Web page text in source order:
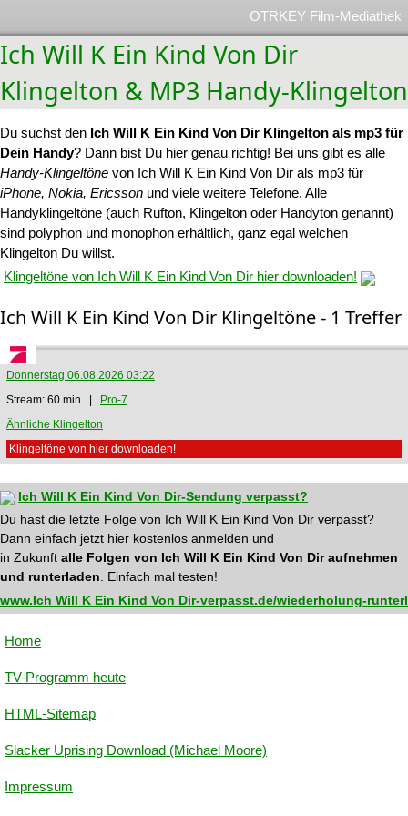
OTRKEY Film-Mediathek
Ich Will K Ein Kind Von Dir
Klingelton & MP3 Handy-Klingelton
Du suchst den Ich Will K Ein Kind Von Dir Klingelton als mp3 für
Dein Handy? Dann bist Du hier genau richtig! Bei uns gibt es alle
Handy-Klingeltöne von Ich Will K Ein Kind Von Dir als mp3 für
iPhone, Nokia, Ericsson und viele weitere Telefone. Alle
Handyklingeltöne (auch Rufton, Klingelton oder Handyton genannt)
sind polyphon und monophon erhältlich, ganz egal welchen
Klingelton Du willst.
Klingeltöne von Ich Will K Ein Kind Von Dir hier downloaden!
Ich Will K Ein Kind Von Dir Klingeltöne - 1 Treffer
Donnerstag 06.08.2026 03:22
Stream: 60 min |
Pro-7
Ähnliche Klingelton
Klingeltöne von hier downloaden!
Ich Will K Ein Kind Von Dir-Sendung verpasst?
Du hast die letzte Folge von Ich Will K Ein Kind Von Dir verpasst?
Dann einfach jetzt hier kostenlos anmelden und
in Zukunft alle Folgen von Ich Will K Ein Kind Von Dir aufnehmen
und runterladen . Einfach mal testen!
www.Ich Will K Ein Kind Von Dir-verpasst.de/wiederholung-
Home
TV-Programm heute
HTML-Sitemap
Slacker Uprising Download (Michael Moore)
Impressum